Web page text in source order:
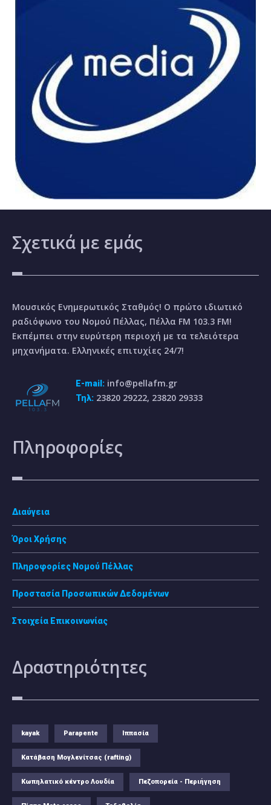
Σχετικά με εμάς
Μουσικός Ενημερωτικός Σταθμός! Ο πρώτο ιδιωτικό
ραδιόφωνο του Νομού Πέλλας, Πέλλα FM 103.3 FM!
Εκπέμπει στην ευρύτερη περιοχή με τα τελειότερα
μηχανήματα. Ελληνικές επιτυχίες 24/7!
E-mail: info@pellafm.gr
Τηλ: 23820 29222, 23820 29333
Πληροφορίες
Διαύγεια
Όροι Χρήσης
Πληροφορίες Νομού Πέλλας
Προστασία Προσωπικών Δεδομένων
Στοιχεία Επικοινωνίας
Δραστηριότητες
kayak Parapente Ιππασία
Κατάβαση Μογλενίτσας (rafting)
Κωπηλατικό κέντρο Λουδία Πεζοπορεία - Περιήγηση